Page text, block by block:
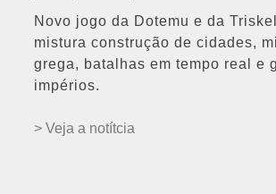
Novo jogo da Dotemu e da
mistura construção de cidades,
grega, batalhas em tempo real e
impérios.
> Veja a notítcia